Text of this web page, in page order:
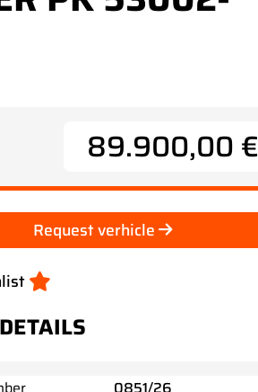
89.900,00 €
Request verhicle